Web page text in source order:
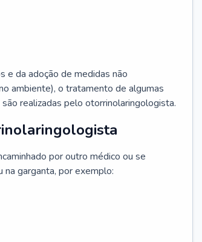
e da adoção de medidas não
ambiente), o tratamento de algumas
realizadas pelo otorrinolaringologista.
por outro médico ou se
na garganta, por exemplo: